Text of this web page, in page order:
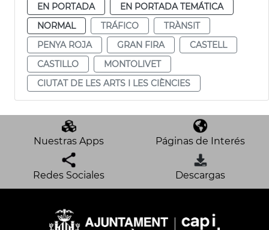
EN PORTADA
EN PORTADA TEMÁTICA
NORMAL
TRÁFICO
TRÀNSIT
PENYA ROJA
GRAN FIRA
CASTELL
CASTILLO
MONTOLIVET
CIUTAT DE LES ARTS I LES CIÈNCIES
Nuestras Apps Páginas de Interés
Redes Sociales Descargas